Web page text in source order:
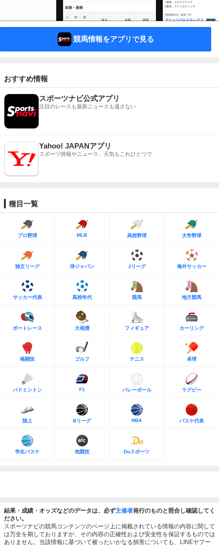
競馬情報をアプリで見る
おすすめ情報
スポーツナビ公式アプリ
注目のレースも最新ニュースも逃さない
Yahoo! JAPANアプリ
スポーツ情報やニュース、天気もこれひとつで
種目一覧
プロ野球 MLB 高校野球 大学野球
独立リーグ 侍ジャパン Jリーグ 海外サッカー
サッカー代表 高校年代 競馬 地方競馬
ボートレース 大相撲 フィギュア カーリング
格闘技 ゴルフ テニス 卓球
バドミントン F1 バレーボール ラグビー
陸上 Bリーグ NBA バスケ代表
学生バスケ 他競技 Doスポーツ
結果・成績・オッズなどのデータは、必ず主催者発行のものと照合し確認してく
ださい。
スポーツナビの競馬コンテンツのページ上に掲載されている情報の内容に関して
は万全を期しておりますが、その内容の正確性および安全性を保証するものでは
ありません。当該情報に基づいて被ったいかなる損害についても、LINEヤフー